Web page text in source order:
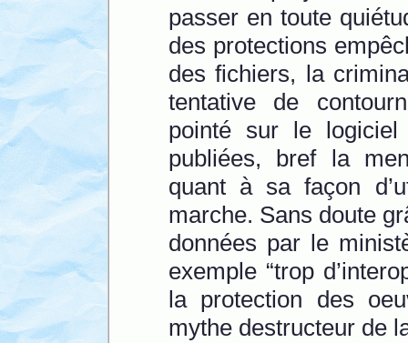
passer en toute
des protections
des fichiers, la
tentative de
pointé sur le
publiées, bref la
quant à sa façon
marche. Sans doute
données par le
exemple “trop
la protection des
mythe destructeur de